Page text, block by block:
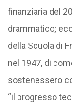
finanziaria del
drammatico;
della Scuola di
nel 1947, di
sostenessero
“il progresso